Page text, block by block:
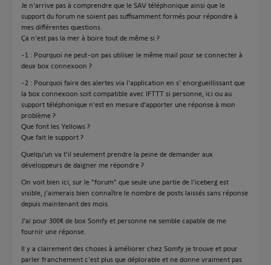
Je n'arrive pas à comprendre que le SAV téléphonique ainsi que le
support du forum ne soient pas suffisamment formés pour répondre à
mes différentes questions.
Ça n'est pas la mer à boire tout de même si ?
-1 : Pourquoi ne peut-on pas utiliser le même mail pour se connecter à
deux box connexoon ?
-2 : Pourquoi faire des alertes via l'application en s' enorgueillissant que
la box connexoon soit compatible avec IFTTT si personne, ici ou au
support téléphonique n'est en mesure d'apporter une réponse à mon
problème ?
Que font les Yellows ?
Que fait le support ?
Quelqu'un va t'il seulement prendre la peine de demander aux
développeurs de daigner me répondre ?
On voit bien ici, sur le "forum" que seule une partie de l'iceberg est
visible, j'aimerais bien connaître le nombre de posts laissés sans réponse
depuis maintenant des mois.
J'ai pour 300€ de box Somfy et personne ne semble capable de me
fournir une réponse.
Il y a clairement des choses à améliorer chez Somfy je trouve et pour
parler franchement c'est plus que déplorable et ne donne vraiment pas